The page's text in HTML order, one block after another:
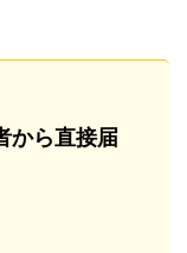
から直接届